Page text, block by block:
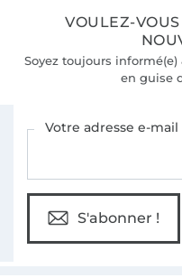
VOULEZ-
Soyez toujours informé(e)
en guise
Votre adresse e-mail
S'abonner !